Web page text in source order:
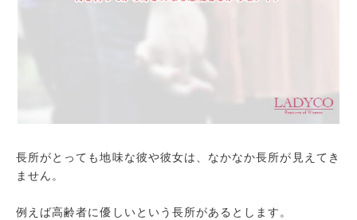
長所がとっても地味な彼や彼女は、なかなか長所が見えてき
ません。
例えば高齢者に優しいという長所があるとします。